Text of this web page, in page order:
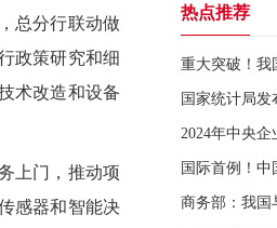
总分行联动做
政策研究和细
术改造和设备
上门，推动项
感器和智能决
热点推荐
重大突破！我
国家统计局
2024年中央企
国际首例！
商务部：我国